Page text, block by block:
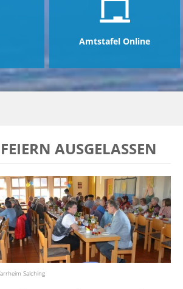
Amtstafel Online
AUSGELASSEN
Salching